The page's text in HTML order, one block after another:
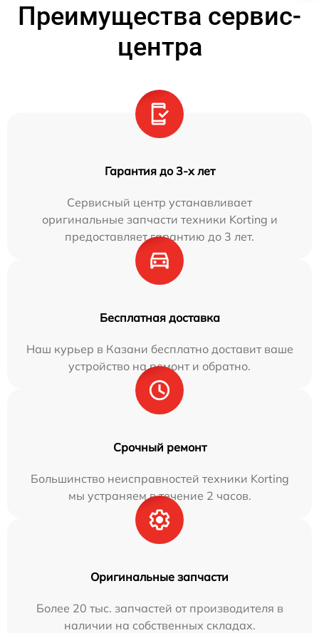
Преимущества сервис-
центра
Гарантия до 3-х лет
Сервисный центр устанавливает
оригинальные запчасти техники Korting и
предоставляет гарантию до 3 лет.
Бесплатная доставка
Наш курьер в Казани бесплатно доставит ваше
устройство на ремонт и обратно.
Срочный ремонт
Большинство неисправностей техники Korting
мы устраняем в течение 2 часов.
Оригинальные запчасти
Более 20 тыс. запчастей от производителя в
наличии на собственных складах.